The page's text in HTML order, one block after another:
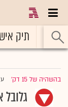
ראשי תיק
בהשהיה של 15 דק' |